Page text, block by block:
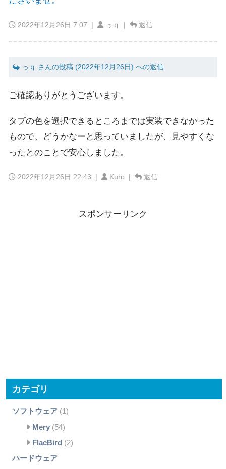
2022年12月26日 7:07 | っｑ | 返信
っｑ さんの投稿 (2022年12月26日) への返信
ご確認ありがとうございます。
タブの色を選択できるところまでは実装できなかった
もので、どうかなーと思っていましたが、見やすくな
ったとのことで安心しました。
2022年12月26日 22:43 | Kuro | 返信
スポンサーリンク
カテゴリ
ソフトウェア(1)
Mery(54)
FlacBird (2)
ハードウェア